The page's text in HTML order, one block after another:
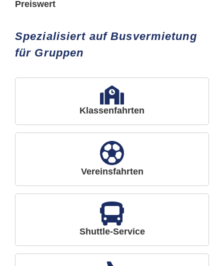
Preiswert
Spezialisiert auf Busvermietung
für Gruppen
Klassenfahrten
Vereinsfahrten
Shuttle-Service